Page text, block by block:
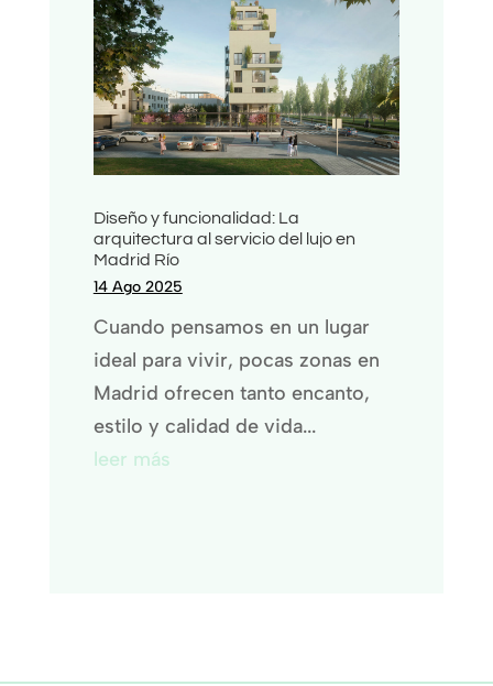
Diseño y funcionalidad: La
arquitectura al servicio del lujo en
Madrid Río
14 Ago 2025
Cuando pensamos en un lugar
ideal para vivir, pocas zonas en
Madrid ofrecen tanto encanto,
estilo y calidad de vida...
leer más